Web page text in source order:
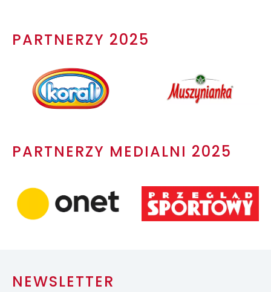
PARTNERZY 2025
PARTNERZY MEDIALNI 2025
NEWSLETTER